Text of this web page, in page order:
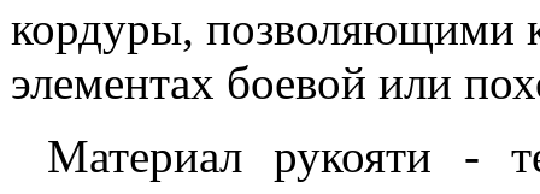
кордуры, позволяющими
элементах боевой или
Материал рукояти -